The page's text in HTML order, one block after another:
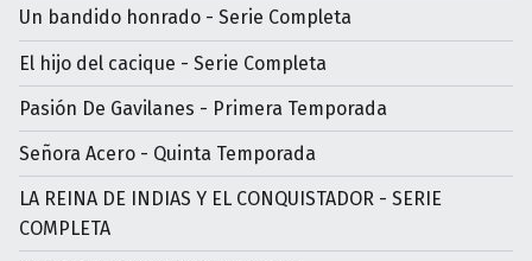
Un bandido honrado - Serie Completa
El hijo del cacique - Serie Completa
Pasión De Gavilanes - Primera Temporada
Señora Acero - Quinta Temporada
LA REINA DE INDIAS Y EL CONQUISTADOR - SERIE
COMPLETA